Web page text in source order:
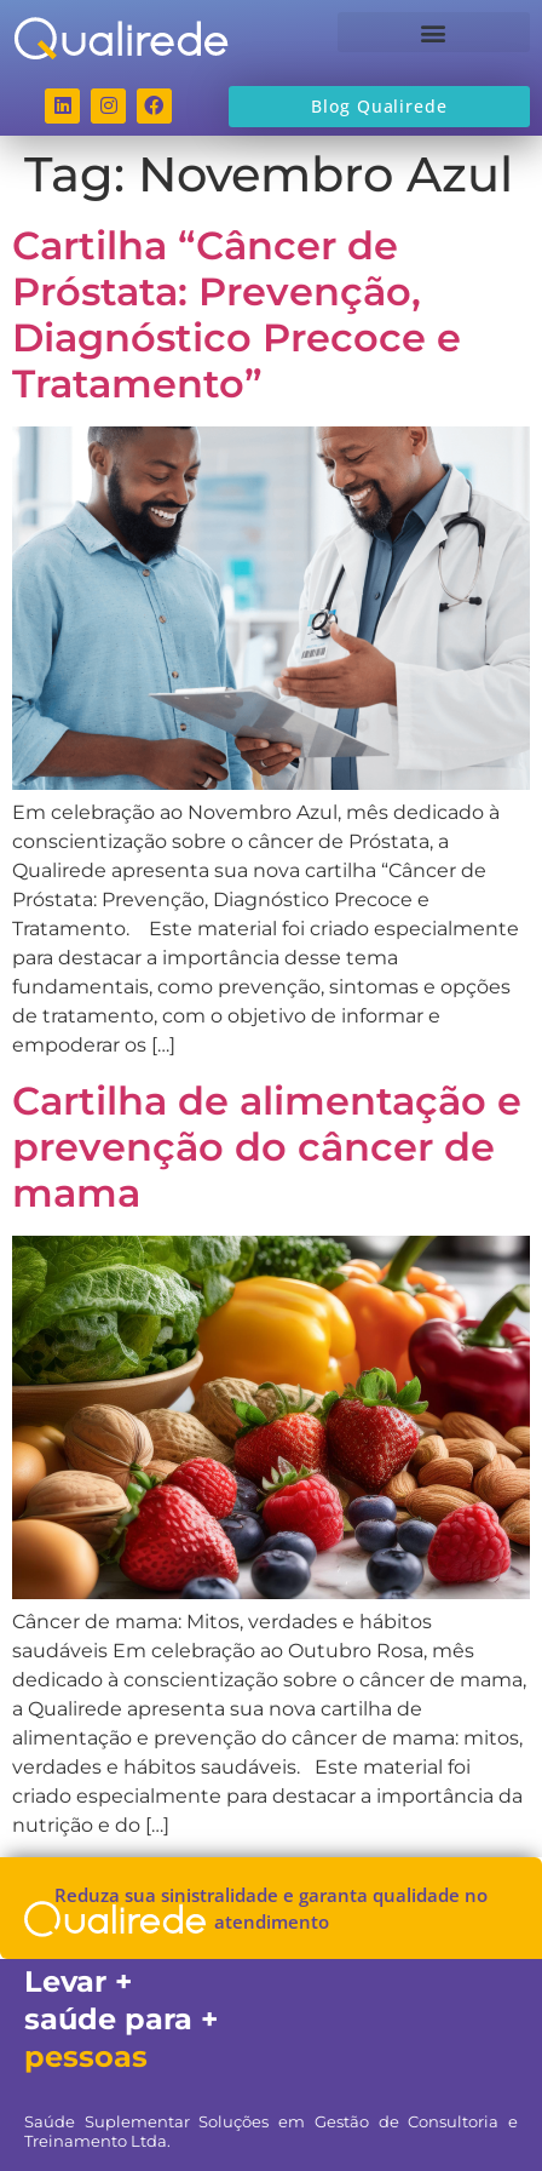
Blog Qualirede
Tag:Novembro Azul
Cartilha “Câncer de
Próstata: Prevenção,
Diagnóstico Precoce e
Tratamento”
Em celebração ao Novembro Azul, mês dedicado à
conscientização sobre o câncer de Próstata, a
Qualirede apresenta sua nova cartilha “Câncer de
Próstata: Prevenção, Diagnóstico Precoce e
Tratamento. Este material foi criado especialmente
para destacar a importância desse tema
fundamentais, como prevenção, sintomas e opções
de tratamento, com o objetivo de informar e
empoderar os […]
Cartilha de alimentação e
prevenção do câncer de
mama
Câncer de mama: Mitos, verdades e hábitos
saudáveis Em celebração ao Outubro Rosa, mês
dedicado à conscientização sobre o câncer de mama,
a Qualirede apresenta sua nova cartilha de
alimentação e prevenção do câncer de mama: mitos,
verdades e hábitos saudáveis. Este material foi
criado especialmente para destacar a importância da
nutrição e do […]
Reduza sua sinistralidade e garanta qualidade no
atendimento
Levar +
saúde para +
pessoas
Saúde Suplementar Soluções em Gestão de Consultoria e
Treinamento Ltda.